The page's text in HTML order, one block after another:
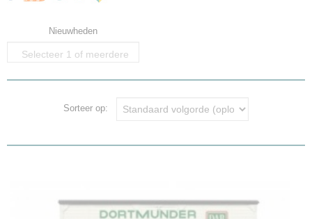
Nieuwheden
Selecteer 1 of meerdere
Sorteer op: